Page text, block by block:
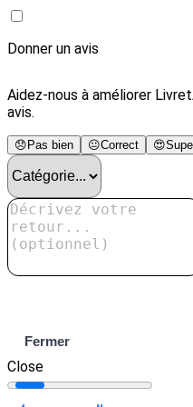
Donner un avis
Aidez-nous à améliorer
avis.
😞 Pas bien 😐Correct 😍
Fermer
Close